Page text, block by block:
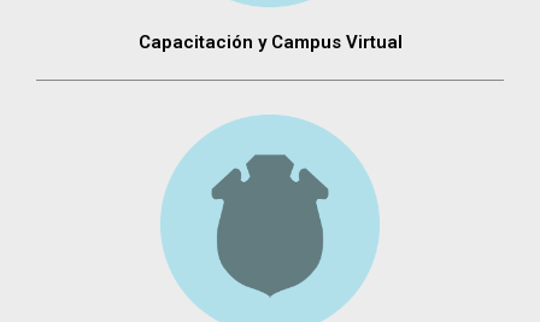
Capacitación y Campus Virtual